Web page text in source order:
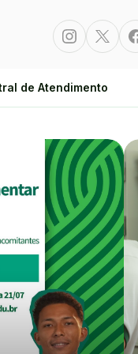
Instagram
de Atendimento